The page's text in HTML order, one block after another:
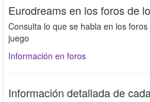
Eurodreams en los foros de
Consulta lo que se habla en los
juego
Información en foros
Información detallada de